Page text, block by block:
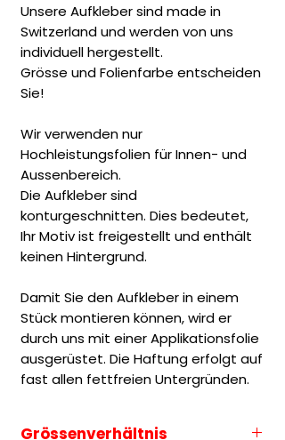
Unsere Aufkleber sind made in
Switzerland und werden von uns
individuell hergestellt.
Grösse und Folienfarbe entscheiden
Sie!
Wir verwenden nur
Hochleistungsfolien für Innen- und
Aussenbereich.
Die Aufkleber sind
konturgeschnitten. Dies bedeutet,
Ihr Motiv ist freigestellt und enthält
keinen Hintergrund.
Damit Sie den Aufkleber in einem
Stück montieren können, wird er
durch uns mit einer Applikationsfolie
ausgerüstet. Die Haftung erfolgt auf
fast allen fettfreien Untergründen.
Grössenverhältnis